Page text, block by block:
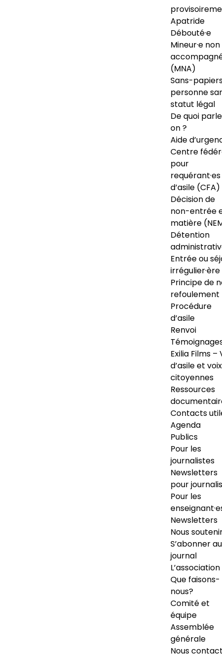
Apatride
Débouté·e
Mineur·e non
(MNA)
Sans-
personne
statut légal
De quoi
on ?
Aide
Centre
pour
requérant·es
d’asile (CFA)
Décision de
non-entrée
matière
Détention
Entrée ou
irrégulier·ère
Principe de
refoulement
Procédure
d’asile
Renvoi
Exilia Films –
d’asile et voix
citoyennes
Ressources
Contacts
Agenda
Publics
Pour les
journalistes
Newsletters
pour
Pour les
Newsletters
Nous
S’abonner au
journal
L’association
Que faisons-
nous?
Comité et
équipe
Assemblée
générale
Nous